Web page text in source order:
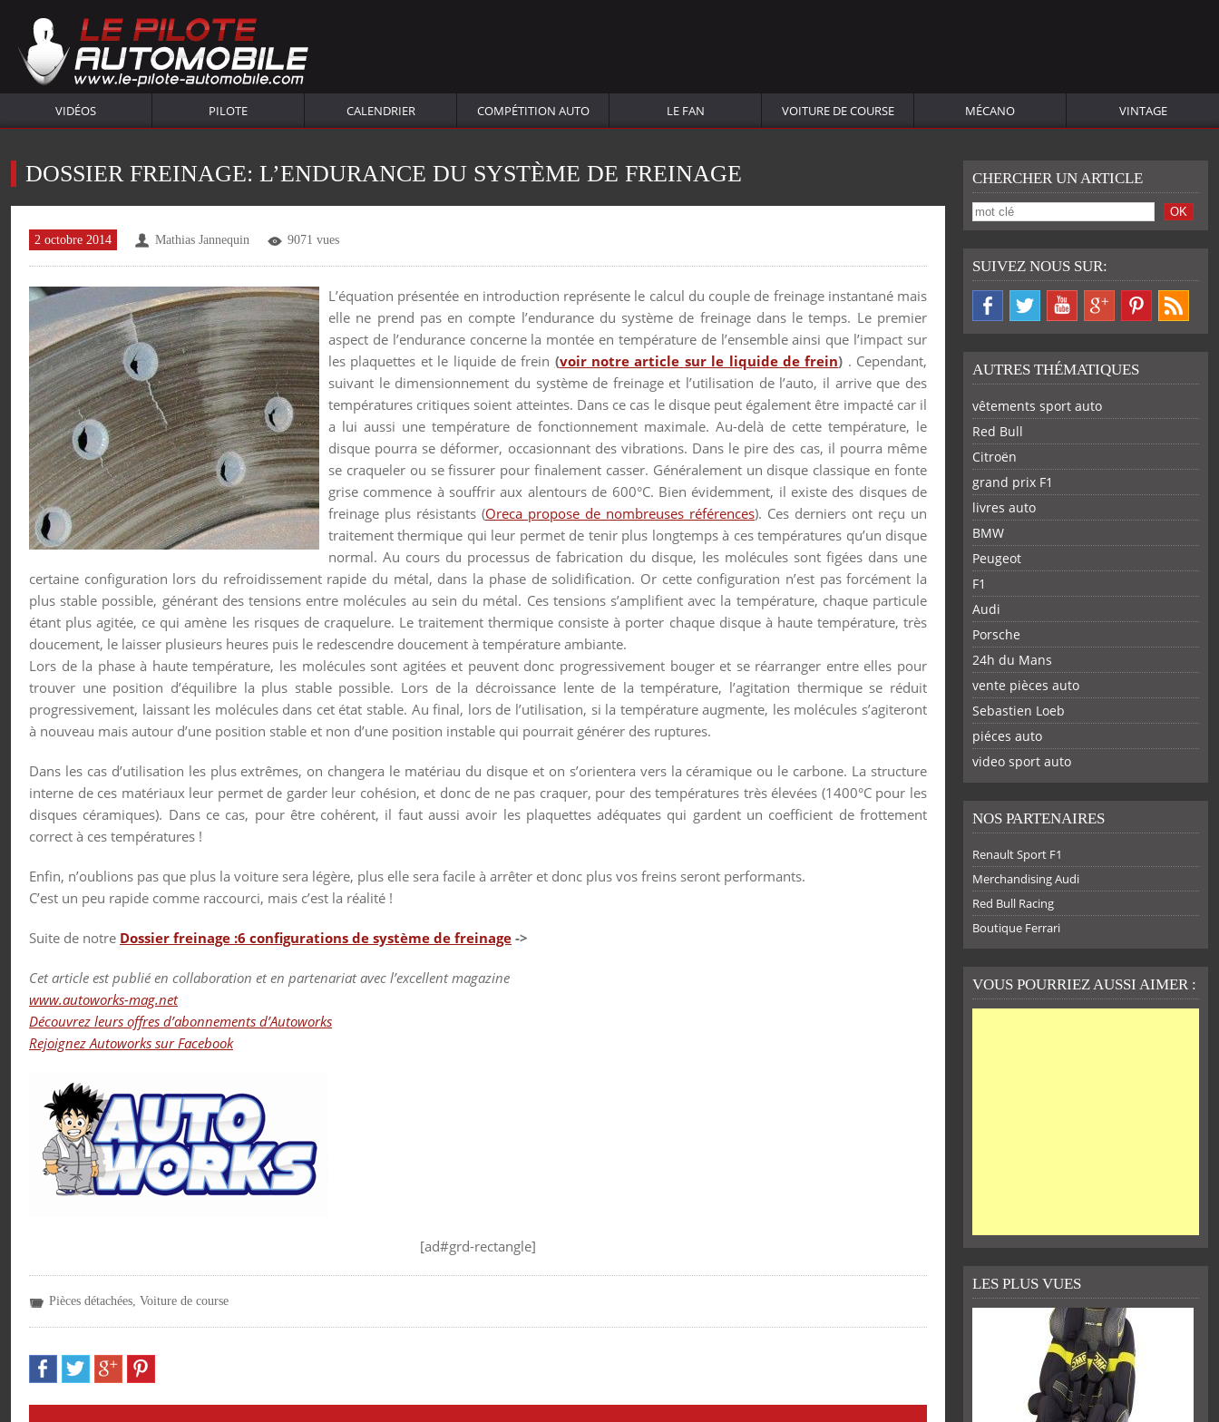
VIDÉOS PILOTE CALENDRIER COMPÉTITION AUTO LE FAN VOITURE DE COURSE MÉCANO VINTAGE
DOSSIER FREINAGE: L’ENDURANCE DU SYSTÈME DE FREINAGE
2 octobre 2014 Mathias Jannequin 9071 vues
L’équation présentée en introduction représente le calcul du couple de freinage instantané mais
elle ne prend pas en compte l’endurance du système de freinage dans le temps. Le premier
aspect de l’endurance concerne la montée en température de l’ensemble ainsi que l’impact sur
les plaquettes et le liquide de frein (voir notre article sur le liquide de frein) . Cependant,
suivant le dimensionnement du système de freinage et l’utilisation de l’auto, il arrive que des
températures critiques soient atteintes. Dans ce cas le disque peut également être impacté car il
a lui aussi une température de fonctionnement maximale. Au-delà de cette température, le
disque pourra se déformer, occasionnant des vibrations. Dans le pire des cas, il pourra même
se craqueler ou se fissurer pour finalement casser. Généralement un disque classique en fonte
grise commence à souffrir aux alentours de 600°C. Bien évidemment, il existe des disques de
freinage plus résistants (Oreca propose de nombreuses références). Ces derniers ont reçu un
traitement thermique qui leur permet de tenir plus longtemps à ces températures qu’un disque
normal. Au cours du processus de fabrication du disque, les molécules sont figées dans une
certaine configuration lors du refroidissement rapide du métal, dans la phase de solidification. Or cette configuration n’est pas forcément la
plus stable possible, générant des tensions entre molécules au sein du métal. Ces tensions s’amplifient avec la température, chaque particule
étant plus agitée, ce qui amène les risques de craquelure. Le traitement thermique consiste à porter chaque disque à haute température, très
doucement, le laisser plusieurs heures puis le redescendre doucement à température ambiante.
Lors de la phase à haute température, les molécules sont agitées et peuvent donc progressivement bouger et se réarranger entre elles pour
trouver une position d’équilibre la plus stable possible. Lors de la décroissance lente de la température, l’agitation thermique se réduit
progressivement, laissant les molécules dans cet état stable. Au final, lors de l’utilisation, si la température augmente, les molécules s’agiteront
à nouveau mais autour d’une position stable et non d’une position instable qui pourrait générer des ruptures.
Dans les cas d’utilisation les plus extrêmes, on changera le matériau du disque et on s’orientera vers la céramique ou le carbone. La structure
interne de ces matériaux leur permet de garder leur cohésion, et donc de ne pas craquer, pour des températures très élevées (1400°C pour les
disques céramiques). Dans ce cas, pour être cohérent, il faut aussi avoir les plaquettes adéquates qui gardent un coefficient de frottement
correct à ces températures !
Enfin, n’oublions pas que plus la voiture sera légère, plus elle sera facile à arrêter et donc plus vos freins seront performants.
C’est un peu rapide comme raccourci, mais c’est la réalité !
Suite de notre Dossier freinage :6 configurations de système de freinage ->
Cet article est publié en collaboration et en partenariat avec l’excellent magazine
www.autoworks-mag.net
Découvrez leurs offres d’abonnements d’Autoworks
Rejoignez Autoworks sur Facebook
[ad#grd-rectangle]
Pièces détachées, Voiture de course
CHERCHER UN ARTICLE
SUIVEZ NOUS SUR:
FACEBOOKTWITTER
AUTRES THÉMATIQUES
vêtements sport auto
Red Bull
Citroën
grand prix F1
livres auto
BMW
Peugeot
F1
Audi
Porsche
24h du Mans
vente pièces auto
Sebastien Loeb
piéces auto
video sport auto
NOS PARTENAIRES
Renault Sport F1
Merchandising Audi
Red Bull Racing
Boutique Ferrari
VOUS POURRIEZ AUSSI AIMER :
LES PLUS VUES